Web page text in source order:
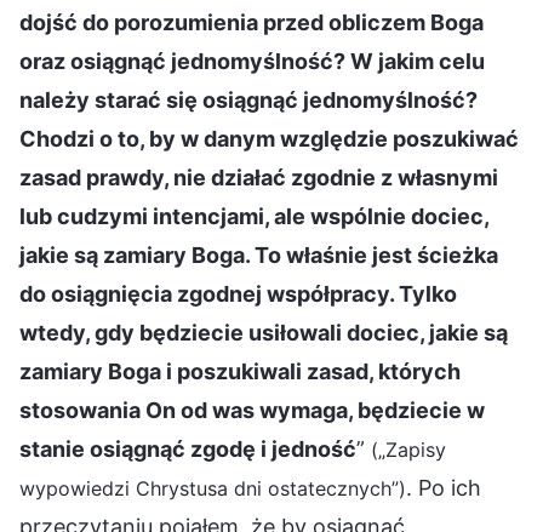
dojść do porozumienia przed obliczem Boga
oraz osiągnąć jednomyślność? W jakim celu
należy starać się osiągnąć jednomyślność?
Chodzi o to, by w danym względzie poszukiwać
zasad prawdy, nie działać zgodnie z własnymi
lub cudzymi intencjami, ale wspólnie dociec,
jakie są zamiary Boga. To właśnie jest ścieżka
do osiągnięcia zgodnej współpracy. Tylko
wtedy, gdy będziecie usiłowali dociec, jakie są
zamiary Boga i poszukiwali zasad, których
stosowania On od was wymaga, będziecie w
stanie osiągnąć zgodę i jedność” („Zapisy
wypowiedzi Chrystusa dni ostatecznych”). Po ich
przeczytaniu pojąłem, że by osiągnąć